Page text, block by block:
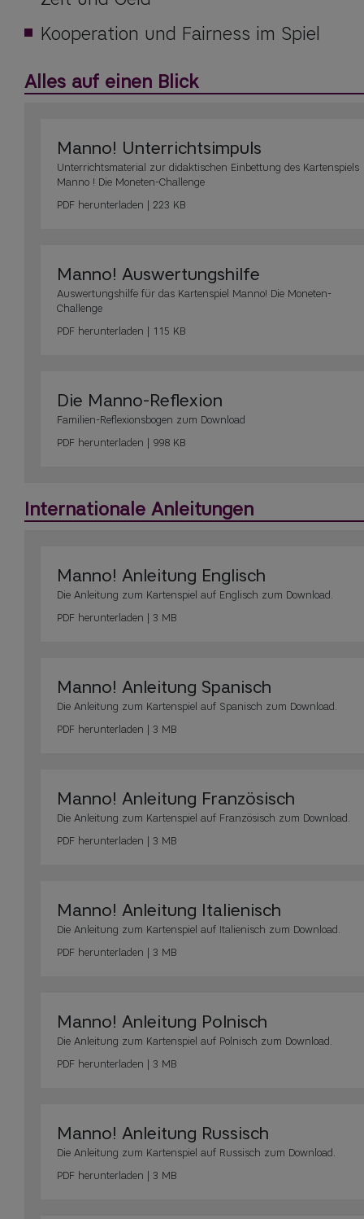
Kooperation und Fairness im Spiel
Alles auf einen Blick
Manno! Unterrichtsimpuls
Unterrichtsmaterial zur didaktischen Einbettung des Kartenspiels
Manno ! Die Moneten-Challenge
PDF herunterladen | 223 KB
Manno! Auswertungshilfe
Auswertungshilfe für das Kartenspiel Manno! Die Moneten-
Challenge
PDF herunterladen | 115 KB
Die Manno-Reflexion
Familien-Reflexionsbogen zum Download
PDF herunterladen | 998 KB
Internationale Anleitungen
Manno! Anleitung Englisch
Die Anleitung zum Kartenspiel auf Englisch zum Download.
PDF herunterladen | 3 MB
Manno! Anleitung Spanisch
Die Anleitung zum Kartenspiel auf Spanisch zum Download.
PDF herunterladen | 3 MB
Manno! Anleitung Französisch
Die Anleitung zum Kartenspiel auf Französisch zum Download.
PDF herunterladen | 3 MB
Manno! Anleitung Italienisch
Die Anleitung zum Kartenspiel auf Italienisch zum Download.
PDF herunterladen | 3 MB
Manno! Anleitung Polnisch
Die Anleitung zum Kartenspiel auf Polnisch zum Download.
PDF herunterladen | 3 MB
Manno! Anleitung Russisch
Die Anleitung zum Kartenspiel auf Russisch zum Download.
PDF herunterladen | 3 MB